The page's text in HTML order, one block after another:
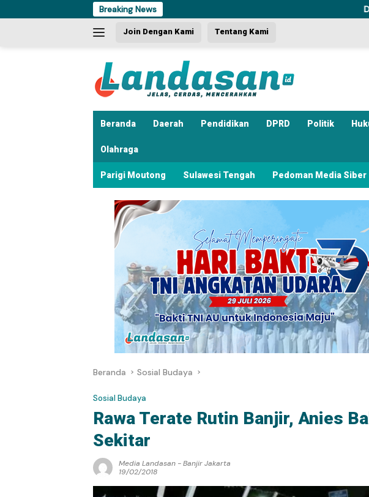
ke
Breaking News Dua Kali
Join Dengan Kami Tentang Kami
Beranda Daerah Pendidikan DPRD Politik
Olahraga
Parigi Moutong Sulawesi Tengah Pedoman Media Siber
Beranda Sosial Budaya
Sosial Budaya
Rawa Terate Rutin Banjir, Anies
Sekitar
Media Landasan -Banjir Jakarta
19/02/2018